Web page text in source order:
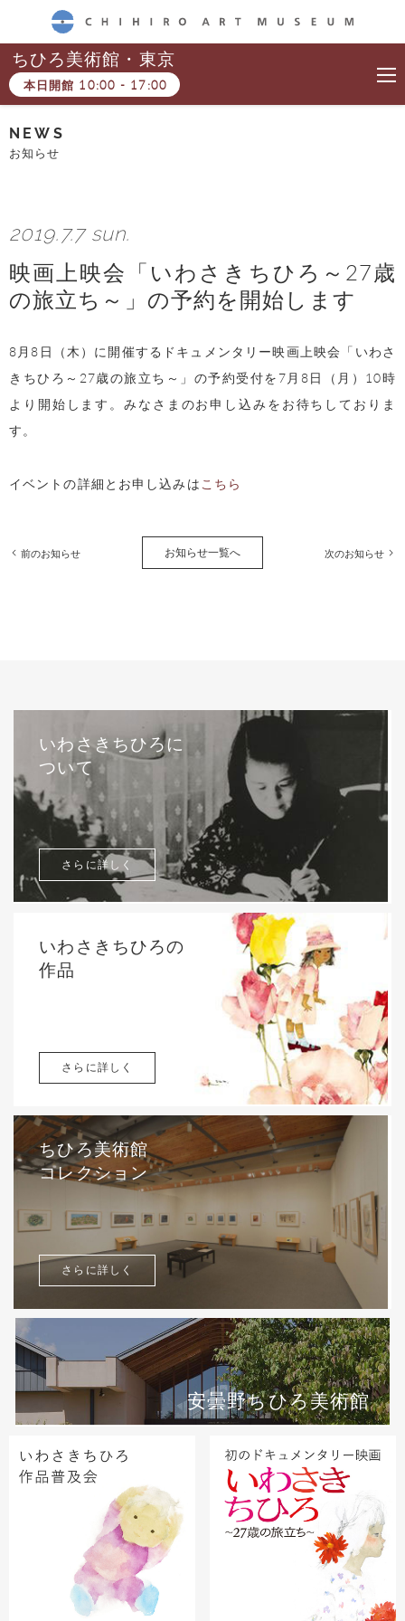
CHIHIRO ART MUSEUM
ちひろ美術館・東京
本日開館 10:00 - 17:00
NEWS
お知らせ
2019.7.7 sun.
映画上映会「いわさきちひろ～27歳
の旅立ち～」の予約を開始します
8月8日（木）に開催するドキュメンタリー映画上映会「いわさ
きちひろ～27歳の旅立ち～」の予約受付を7月8日（月）10時
より開始します。みなさまのお申し込みをお待ちしておりま
す。
イベントの詳細とお申し込みは こちら
前のお知らせ お知らせ一覧へ 次のお知らせ
いわさきちひろに
ついて
さらに詳しく
いわさきちひろの
作品
さらに詳しく
ちひろ美術館
コレクション
さらに詳しく
安曇野ちひろ美術館